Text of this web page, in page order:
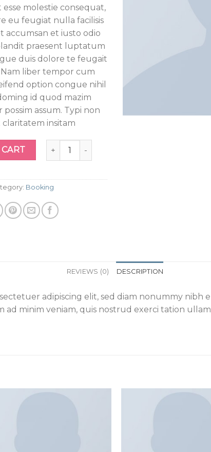
molestie consequat,
eu feugiat nulla facilisis
accumsan et iusto odio
praesent luptatum
duis dolore te feugait
Nam liber tempor cum
option congue nihil
id quod mazim
possim assum. Typi non
claritatem insitam
Yoga Course quantity
Booking
DESCRIPTION
REVIEWS (0)
adipiscing elit, sed diam nonummy
ad minim veniam, quis nostrud exerci tation